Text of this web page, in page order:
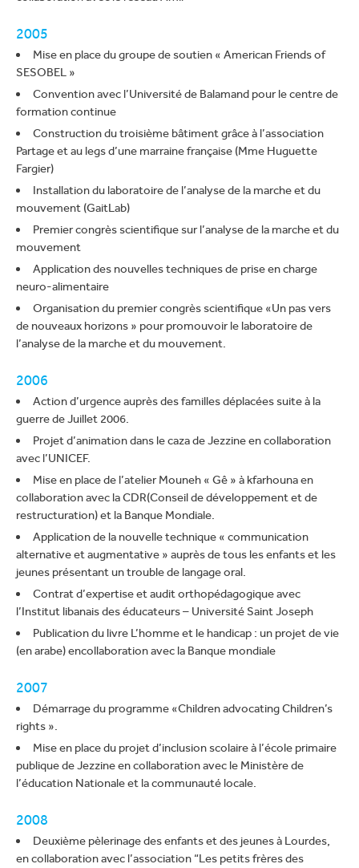
2005
Mise en place du groupe de soutien « American Friends of
SESOBEL »
Convention avec l’Université de Balamand pour le centre de
formation continue
Construction du troisième bâtiment grâce à l’association
Partage et au legs d’une marraine française (Mme Huguette
Fargier)
Installation du laboratoire de l’analyse de la marche et du
mouvement (GaitLab)
Premier congrès scientifique sur l’analyse de la marche et du
mouvement
Application des nouvelles techniques de prise en charge
neuro-alimentaire
Organisation du premier congrès scientifique «Un pas vers
de nouveaux horizons » pour promouvoir le laboratoire de
l’analyse de la marche et du mouvement.
2006
Action d’urgence auprès des familles déplacées suite à la
guerre de Juillet 2006.
Projet d’animation dans le caza de Jezzine en collaboration
avec l’UNICEF.
Mise en place de l’atelier Mouneh « Gê » à kfarhouna en
collaboration avec la CDR(Conseil de développement et de
restructuration) et la Banque Mondiale.
Application de la nouvelle technique « communication
alternative et augmentative » auprès de tous les enfants et les
jeunes présentant un trouble de langage oral.
Contrat d’expertise et audit orthopédagogique avec
l’Institut libanais des éducateurs – Université Saint Joseph
Publication du livre L’homme et le handicap : un projet de vie
(en arabe) encollaboration avec la Banque mondiale
2007
Démarrage du programme «Children advocating Children’s
rights ».
Mise en place du projet d’inclusion scolaire à l’école primaire
publique de Jezzine en collaboration avec le Ministère de
l’éducation Nationale et la communauté locale.
2008
Deuxième pèlerinage des enfants et des jeunes à Lourdes,
en collaboration avec l’association “Les petits frères des